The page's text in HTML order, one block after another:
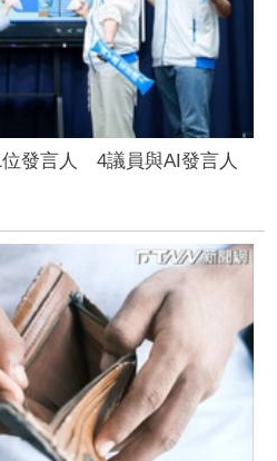
位發言人 4議員與AI發言人